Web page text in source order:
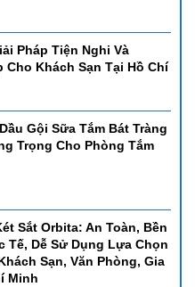
năm kinh nghiệm
để mang đến cho quý
cao nhất.
tại Đà Nẵng:
tại Hồ Chí Minh:44/14 Lê
Hồ Chí Minh.
tại Nha trang:
Khánh Hòa.
Pháp Tiện Nghi Và
Cho Khách Sạn Tại Hồ Chí
Gội Sữa Tắm Bát Tràng
Trọng Cho Phòng Tắm
Sắt Orbita: An Toàn, Bền
Tế, Dễ Sử Dụng Lựa Chọn
Sạn, Văn Phòng, Gia
Minh